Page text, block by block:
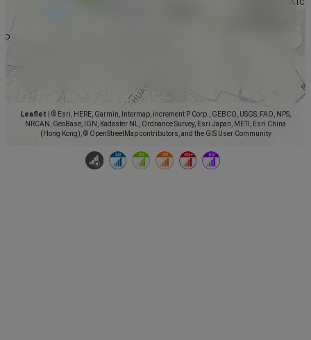
Leaflet
© Esri, HERE, Garmin, Intermap, increment P Corp., GEBCO, USGS, FAO, NPS,
NRCAN, GeoBase, IGN, Kadaster NL, Ordnance Survey, Esri Japan, METI, Esri China
(Hong Kong), © OpenStreetMap contributors, and the GIS User Community